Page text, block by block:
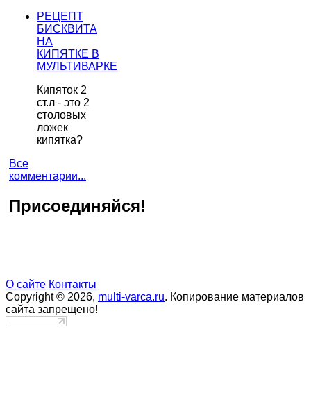
РЕЦЕПТ
БИСКВИТА
НА
КИПЯТКЕ В
МУЛЬТИВАРКЕ
Кипяток 2
ст.л - это 2
столовых
ложек
кипятка?
Все
комментарии...
Присоединяйся!
О сайте Контакты
Copyright © 2026, multi-varca.ru. Копирование материалов
сайта запрещено!